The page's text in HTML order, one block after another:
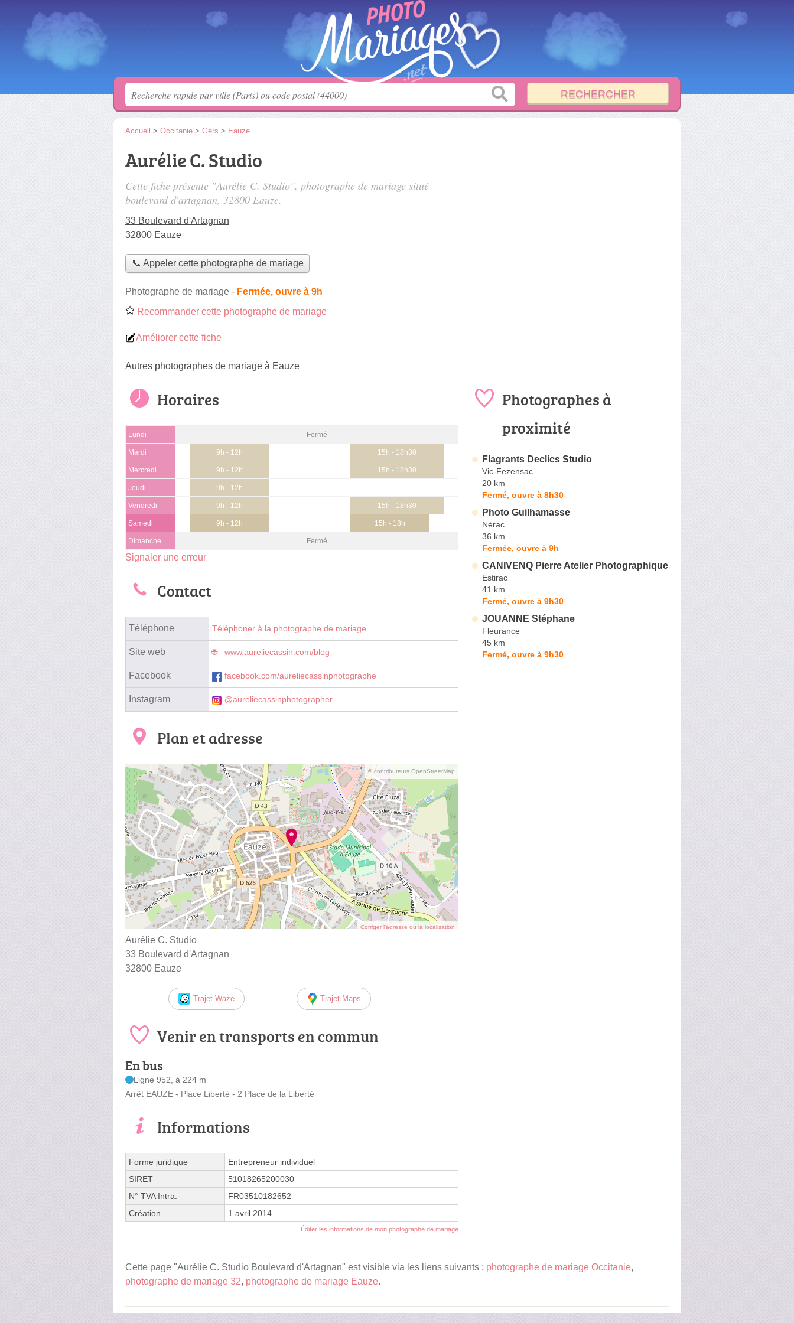
Accueil > Occitanie > Gers > Eauze
Aurélie C. Studio
Cette fiche présente "Aurélie C. Studio", photographe de mariage situé
boulevard d'artagnan, 32800 Eauze.
33 Boulevard d'Artagnan
32800 Eauze
📞 Appeler cette photographe de mariage
Photographe de mariage - Fermée, ouvre à 9h
Recommander cette photographe de mariage
Améliorer cette fiche
Autres photographes de mariage à Eauze
Horaires
Lundi Fermé
Mardi 9h - 12h 15h - 18h30
Mercredi 9h - 12h 15h - 18h30
Jeudi 9h - 12h
Vendredi 9h - 12h 15h - 18h30
Samedi 9h - 12h 15h - 18h
Dimanche Fermé
Signaler une erreur
Contact
Téléphone Téléphoner à la photographe de mariage
Site web www.aureliecassin.com/blog
Facebook facebook.com/aureliecassinphotographe
Instagram @aureliecassinphotographer
Plan et adresse
© contributeurs OpenStreetMap
Corriger l’adresse ou la localisation
Aurélie C. Studio
33 Boulevard d'Artagnan
32800 Eauze
Trajet Waze Trajet Maps
Venir en transports en commun
En bus
Ligne 952, à 224 m
Arrêt EAUZE - Place Liberté - 2 Place de la Liberté
Informations
Forme juridique
Entrepreneur individuel
SIRET
51018265200030
N° TVA Intra.
FR03510182652
Création
1 avril 2014
Éditer les informations de mon photographe de mariage
Photographes à
proximité
Flagrants Declics Studio
Vic-Fezensac
20 km
Fermé, ouvre à 8h30
Photo Guilhamasse
Nérac
36 km
Fermée, ouvre à 9h
CANIVENQ Pierre Atelier Photographique
Estirac
41 km
Fermé, ouvre à 9h30
JOUANNE Stéphane
Fleurance
45 km
Fermé, ouvre à 9h30
Cette page "Aurélie C. Studio Boulevard d'Artagnan" est visible via les liens suivants : photographe de mariage Occitanie,
photographe de mariage 32, photographe de mariage Eauze.